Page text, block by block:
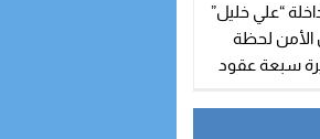
“علي خليل”
الأمن لحظة
سبعة عقود